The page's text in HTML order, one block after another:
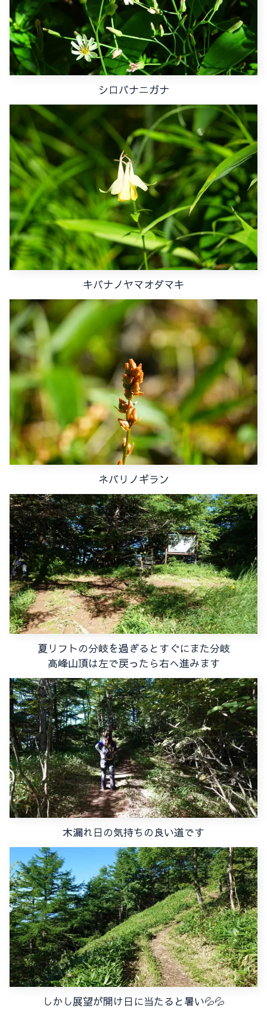
シロバナニガナ
キバナノヤマオダマキ
ネバリノギラン
夏リフトの分岐を過ぎるとすぐにまた分岐
高峰山頂は左で戻ったら右へ進みます
木漏れ日の気持ちの良い道です
しかし展望が開け日に当たると暑い💦💦